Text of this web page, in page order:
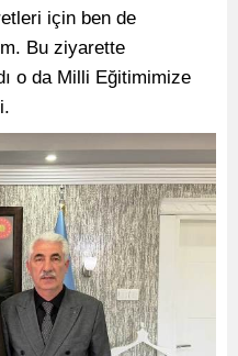
için ben de
Bu ziyarette
o da Milli Eğitimimize